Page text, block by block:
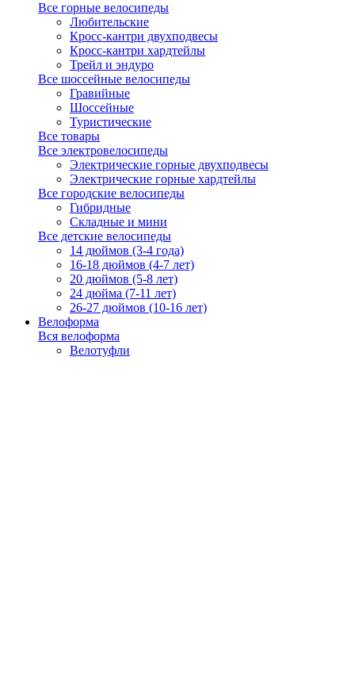
Все горные велосипеды
Любительские
Кросс-кантри двухподвесы
Кросс-кантри хардтейлы
Трейл и эндуро
Все шоссейные велосипеды
Гравийные
Шоссейные
Туристические
Все товары
Все электровелосипеды
Электрические горные двухподвесы
Электрические горные хардтейлы
Все городские велосипеды
Гибридные
Складные и мини
Все детские велосипеды
14 дюймов (3-4 года)
16-18 дюймов (4-7 лет)
20 дюймов (5-8 лет)
24 дюйма (7-11 лет)
26-27 дюймов (10-16 лет)
Велоформа
Вся велоформа
Велотуфли